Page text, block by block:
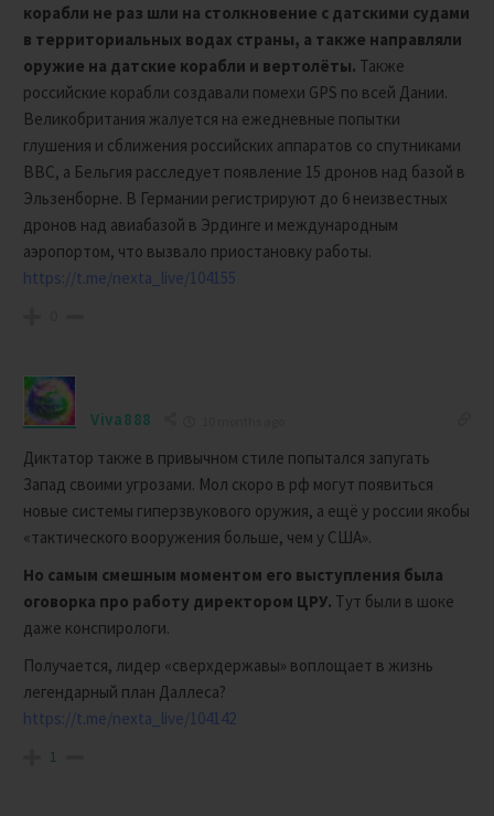
корабли не раз шли на столкновение с датскими судами
в территориальных водах страны, а также направляли
оружие на датские корабли и вертолёты. Также
российские корабли создавали помехи GPS по всей Дании.
Великобритания жалуется на ежедневные попытки
глушения и сближения российских аппаратов со спутниками
ВВС, а Бельгия расследует появление 15 дронов над базой в
Эльзенборне. В Германии регистрируют до 6 неизвестных
дронов над авиабазой в Эрдинге и международным
аэропортом, что вызвало приостановку работы.
https://t.me/nexta_live/104155
Viva888
Диктатор также в привычном стиле попытался запугать
Запад своими угрозами. Мол скоро в рф могут появиться
новые системы гиперзвукового оружия, а ещё у россии якобы
«тактического вооружения больше, чем у США».
Но самым смешным моментом его выступления была
оговорка про работу директором ЦРУ. Тут были в шоке
даже конспирологи.
Получается, лидер «сверхдержавы» воплощает в жизнь
легендарный план Даллеса?
https://t.me/nexta_live/104142
1